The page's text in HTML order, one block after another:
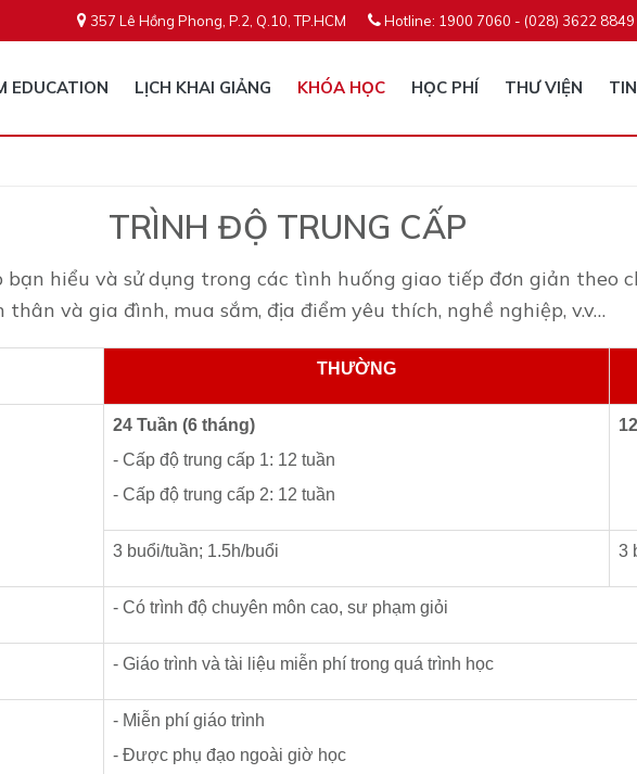
357 Lê Hồng Phong, P.2, Q.10, TP.HCM Hotline: 1900 7060 - (028) 3622 8849
EDUCATION LỊCH KHAI GIẢNG KHÓA HỌC HỌC PHÍ THƯ VIỆN
TRÌNH ĐỘ TRUNG CẤP
hiểu và sử dụng trong các tình huống giao tiếp đơn giản theo
thân và gia đình, mua sắm, địa điểm yêu thích, nghề nghiệp, v.v…
THƯỜNG
24 Tuần (6 tháng)
- Cấp độ trung cấp 1: 12 tuần
- Cấp độ trung cấp 2: 12 tuần
3 buổi/tuần; 1.5h/buổi 3
- Có trình độ chuyên môn cao, sư phạm giỏi
- Giáo trình và tài liệu miễn phí trong quá trình học
- Miễn phí giáo trình
- Được phụ đạo ngoài giờ học